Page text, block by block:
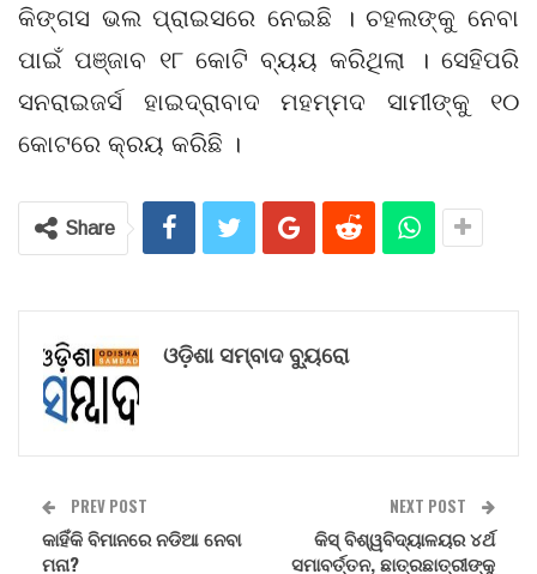
କିଙ୍ଗସ ଭଲ ପ୍ରାଇସରେ ନେଇଛି । ଚହଲଙ୍କୁ ନେବା
ପାଇଁ ପଞ୍ଜାବ ୧୮ କୋଟି ବ୍ୟୟ କରିଥିଲା । ସେହିପରି
ସନରାଇଜର୍ସ ହାଇଦ୍ରାବାଦ ମହମ୍ମଦ ସାମୀଙ୍କୁ ୧୦
କୋଟରେ କ୍ରୟ କରିଛି ।
Share
ଓଡ଼ିଶା ସମ୍ବାଦ ବ୍ୟୁରୋ
PREV POST
କାହିଁକି ବିମାନରେ ନଡିଆ ନେବା
ମନା?
NEXT POST
କିସ୍‍ ବିଶ୍ୱବିଦ୍ୟାଳୟର ୪ର୍ଥ
ସମାବର୍ତ୍ତନ, ଛାତ୍ରଛାତ୍ରୀଙ୍କୁ